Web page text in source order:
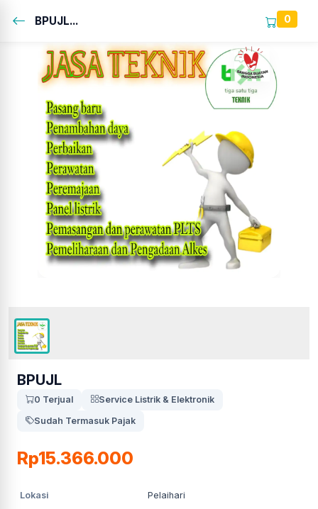
BPUJL... 0
BPUJL
0 Terjual
Service Listrik & Elektronik
Sudah Termasuk Pajak
Rp15.366.000
Lokasi Pelaihari